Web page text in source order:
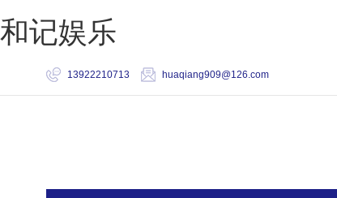
和记娱乐
13922210713 huaqiang909@126.com